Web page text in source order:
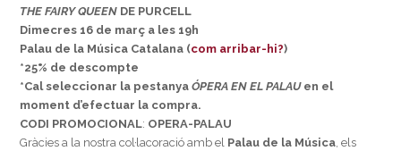
THE FAIRY QUEEN DE PURCELL
Dimecres 16 de març a les 19h
Palau de la Música Catalana (com arribar-hi?)
*25% de descompte
*Cal seleccionar la pestanyaÓPERA EN EL PALAU en el
moment d’efectuar la compra.
CODI PROMOCIONAL: OPERA-PALAU
Gràcies a la nostra col·lacoració amb el Palau de la Música , els